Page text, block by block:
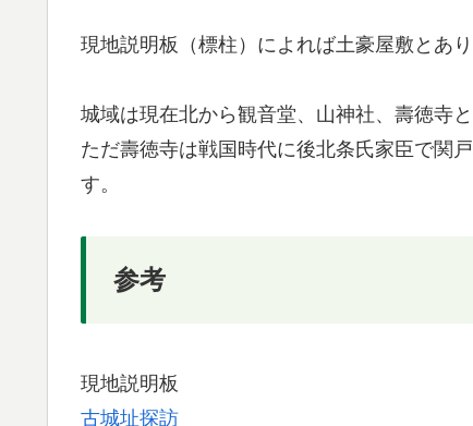
現地説明板（標柱）によれば土豪屋敷とあ
城域は現在北から観音堂、山神社、壽徳寺
ただ壽徳寺は戦国時代に後北条氏家臣で関
す。
参考
現地説明板
古城址探訪